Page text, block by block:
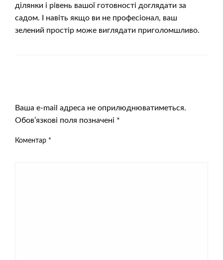
ділянки і рівень вашої готовності доглядати за
садом. І навіть якщо ви не професіонал, ваш
зелений простір може виглядати приголомшливо.
Ваша e-mail адреса не оприлюднюватиметься.
Обов’язкові поля позначені *
Коментар *